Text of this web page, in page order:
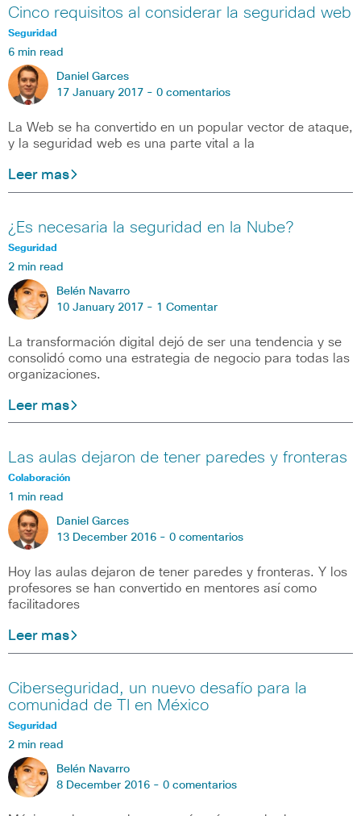
Cinco requisitos al considerar la seguridad web
Seguridad
6 min read
Daniel Garces
17 January 2017 - 0 comentarios
La Web se ha convertido en un popular vector de ataque,
y la seguridad web es una parte vital a la
Leer mas
¿Es necesaria la seguridad en la Nube?
Seguridad
2 min read
Belén Navarro
10 January 2017 - 1 Comentar
La transformación digital dejó de ser una tendencia y se
consolidó como una estrategia de negocio para todas las
organizaciones.
Leer mas
Las aulas dejaron de tener paredes y fronteras
Colaboración
1 min read
Daniel Garces
13 December 2016 - 0 comentarios
Hoy las aulas dejaron de tener paredes y fronteras. Y los
profesores se han convertido en mentores así como
facilitadores
Leer mas
Ciberseguridad, un nuevo desafío para la
comunidad de TI en México
Seguridad
2 min read
Belén Navarro
8 December 2016 - 0 comentarios